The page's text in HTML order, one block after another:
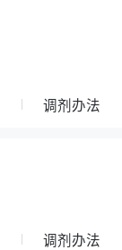
调剂办法
调剂办法